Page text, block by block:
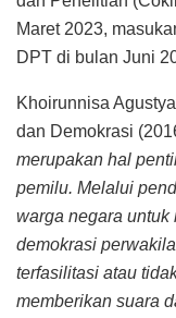
Maret 2023,
DPT di bulan Juni
Khoirunnisa
dan Demokrasi
merupakan hal
pemilu. Melalui
warga negara untuk
demokrasi
terfasilitasi atau
memberikan suara